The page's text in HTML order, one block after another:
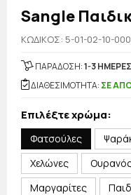
Sangle
KΩΔΙΚΟΣ: 5-01-02-10-
ΠΑΡΑΔΟΣΗ:1-3 ΗΜΕΡΕΣ
ΔΙΑΘΕΣΙΜΟΤΗΤΑ: ΣΕ
Επιλέξτε χρώμα:
Φατσούλες
Χελώνες
Μαργαρίτες